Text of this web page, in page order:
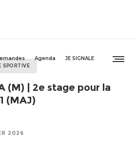
Agenda
JE SIGNALE
SPORTIVE
(M) | 2e stage pour la
(MAJ)
2026